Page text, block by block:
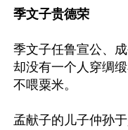
季文子贵德荣
季文子任鲁宣公、
却没有一个人穿绸
不喂粟米。
孟献子的儿子仲孙